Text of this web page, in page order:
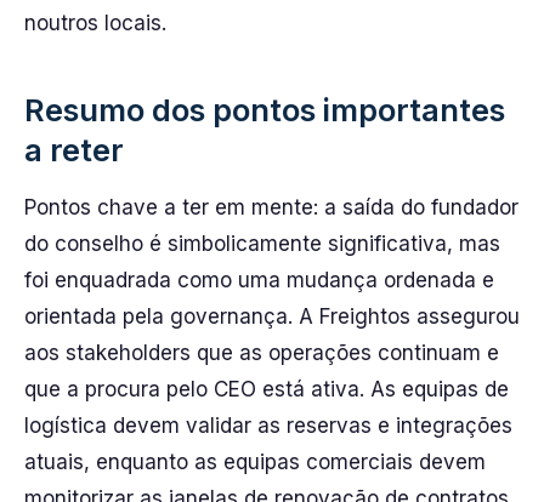
noutros locais.
Resumo dos pontos importantes
a reter
Pontos chave a ter em mente: a saída do fundador
do conselho é simbolicamente significativa, mas
foi enquadrada como uma mudança ordenada e
orientada pela governança. A Freightos assegurou
aos stakeholders que as operações continuam e
que a procura pelo CEO está ativa. As equipas de
logística devem validar as reservas e integrações
atuais, enquanto as equipas comerciais devem